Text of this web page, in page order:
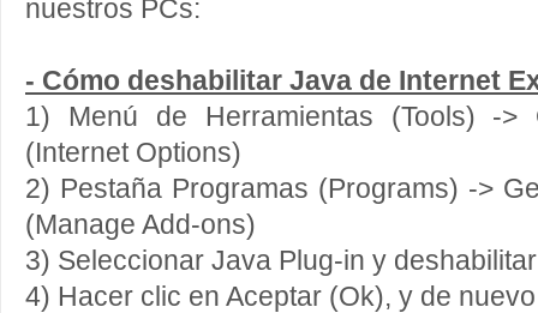
nuestros PCs:
- Cómo deshabilitar Java de Internet
1) Menú de Herramientas (Tools) ->
(Internet Options)
2) Pestaña Programas (Programs) ->
(Manage Add-ons)
3) Seleccionar Java Plug-in y
4) Hacer clic en Aceptar (Ok), y de